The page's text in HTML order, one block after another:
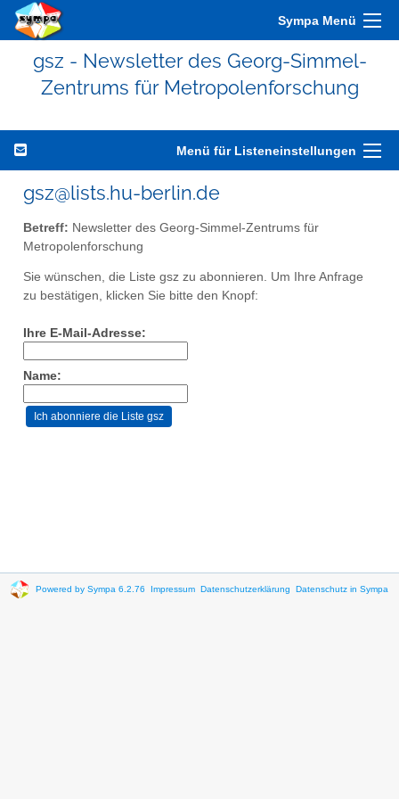
Sympa Menü
gsz - Newsletter des Georg-Simmel-
Zentrums für Metropolenforschung
Menü für Listeneinstellungen
gsz@lists.hu-berlin.de
Betreff: Newsletter des Georg-Simmel-Zentrums für
Metropolenforschung
Sie wünschen, die Liste gsz zu abonnieren. Um Ihre Anfrage
zu bestätigen, klicken Sie bitte den Knopf:
Ihre E-Mail-Adresse:
Name:
Powered by Sympa 6.2.76 Impressum Datenschutzerklärung Datenschutz in Sympa